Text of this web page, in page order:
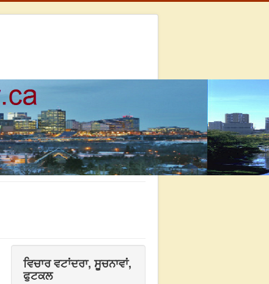
ਵਿਚਾਰ ਵਟਾਂਦਰਾ, ਸੂਚਨਾਵਾਂ,
ਫੁਟਕਲ